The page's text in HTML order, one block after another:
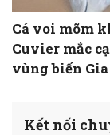
Cá voi mõm
Cuvier mắc
vùng biển
Kết nối